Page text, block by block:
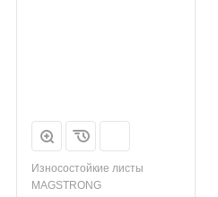
Износостойкие листы
MAGSTRONG